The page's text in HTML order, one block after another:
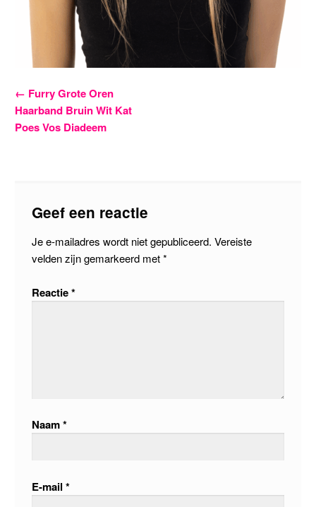
Bericht
navigatie
← Furry Grote Oren
Haarband Bruin Wit Kat
Poes Vos Diadeem
Geef een reactie
Je e-mailadres wordt niet gepubliceerd. Vereiste
velden zijn gemarkeerd met*
Reactie*
Naam*
E-mail*